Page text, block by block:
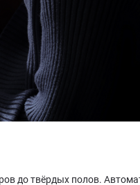
до твёрдых полов.